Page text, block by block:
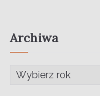
Archiwa